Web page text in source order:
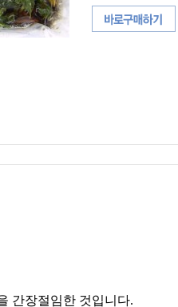
간장절임한 것입니다.